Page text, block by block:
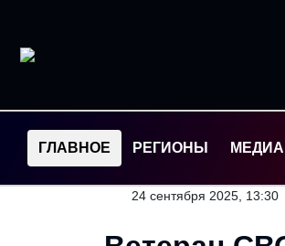
ГЛАВНОЕ РЕГИОНЫ МЕДИА
24 сентября 2025, 13:30